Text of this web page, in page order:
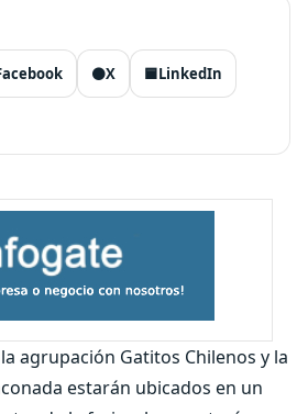
⚫X 🟦LinkedIn
agrupación Gatitos Chilenos y la
estarán ubicados en un